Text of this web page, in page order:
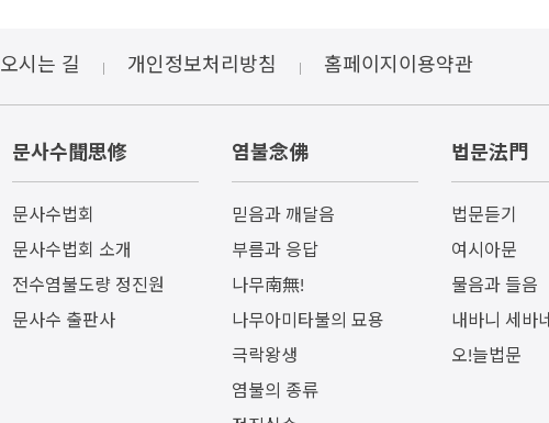
오시는 길 개인정보처리방침 홈페이지이용약관
문사수聞思修
문사수법회
문사수법회 소개
전수염불도량 정진원
문사수 출판사
염불念佛
믿음과 깨달음
부름과 응답
나무南無!
나무아미타불의 묘용
극락왕생
염불의 종류
법문法門
법문듣기
여시아문
물음과 들음
내바니 세바네
오!늘법문